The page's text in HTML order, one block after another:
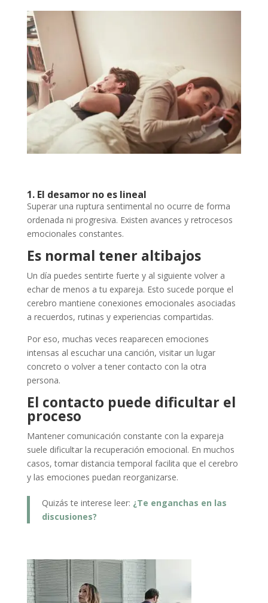
1. El desamor no es lineal
Superar una ruptura sentimental no ocurre de forma
ordenada ni progresiva. Existen avances y retrocesos
emocionales constantes.
Es normal tener altibajos
Un día puedes sentirte fuerte y al siguiente volver a
echar de menos a tu expareja. Esto sucede porque el
cerebro mantiene conexiones emocionales asociadas
a recuerdos, rutinas y experiencias compartidas.
Por eso, muchas veces reaparecen emociones
intensas al escuchar una canción, visitar un lugar
concreto o volver a tener contacto con la otra
persona.
El contacto puede dificultar el
proceso
Mantener comunicación constante con la expareja
suele dificultar la recuperación emocional. En muchos
casos, tomar distancia temporal facilita que el cerebro
y las emociones puedan reorganizarse.
Quizás te interese leer: ¿Te enganchas en las
discusiones?